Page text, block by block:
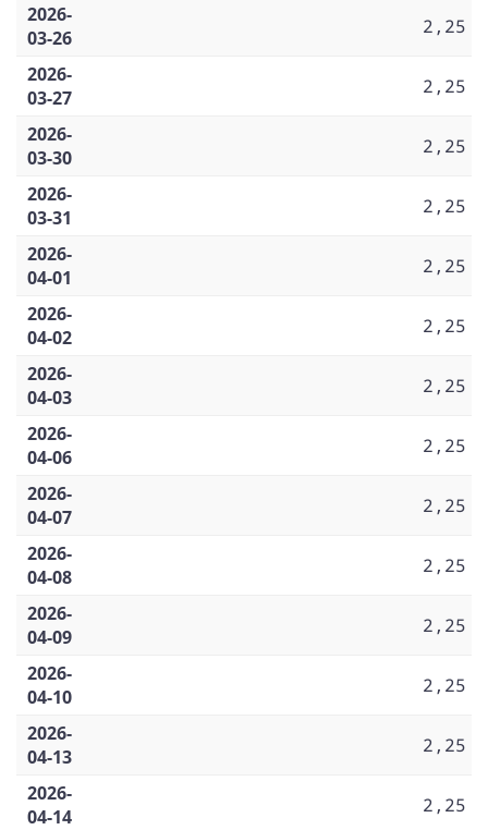
2026-
03-26
2,25
2026-
03-27
2,25
2026-
03-30
2,25
2026-
03-31
2,25
2026-
04-01
2,25
2026-
04-02
2,25
2026-
04-03
2,25
2026-
04-06
2,25
2026-
04-07
2,25
2026-
04-08
2,25
2026-
04-09
2,25
2026-
04-10
2,25
2026-
04-13
2,25
2026-
04-14
2,25